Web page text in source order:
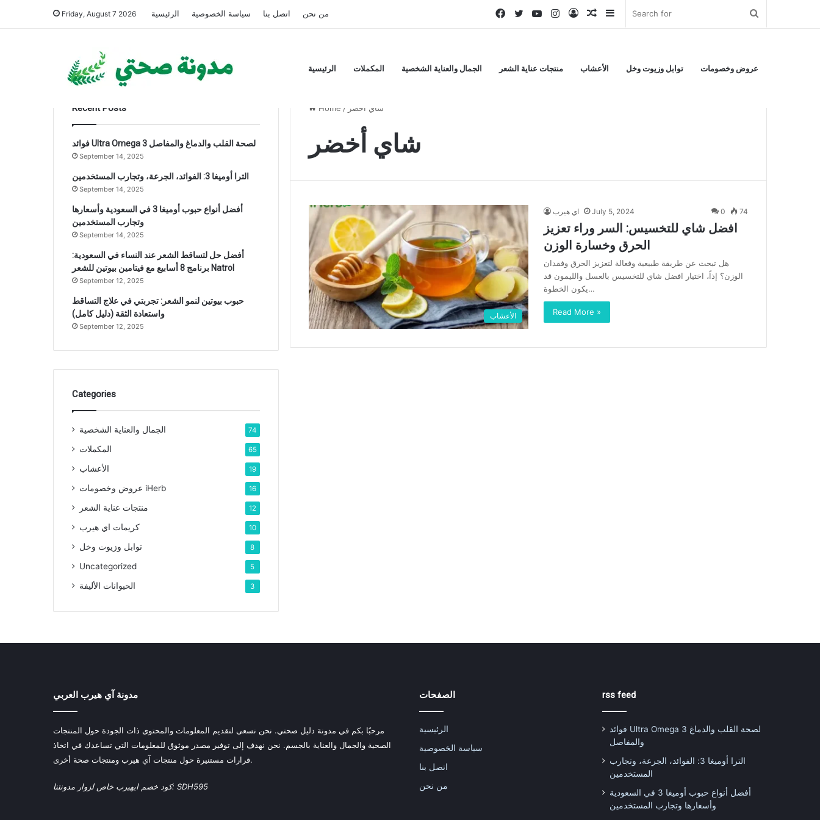
Friday, August 7 2026 الرئيسية سياسة الخصوصية اتصل بنا من نحن Sidebar
Random
Log
Instagram
YouTube
Twitter
Facebook
الرئيسية المكملات الجمال والعناية الشخصية منتجات عناية الشعر الأعشاب توابل وزيوت وخل عروض وخصومات
Home / شاي أخضر
شاي أخضر
الأعشاب
اي هيرب July 5, 2024 0 74
افضل شاي للتخسيس: السر وراء تعزيز
الحرق وخسارة الوزن
هل تبحث عن طريقة طبيعية وفعالة لتعزيز الحرق وفقدان
الوزن؟ إذاً، اختيار افضل شاي للتخسيس بالعسل والليمون قد
يكون الخطوة…
Read More »
Recent Posts
فوائد Ultra Omega 3 لصحة القلب والدماغ والمفاصل
September 14, 2025
الترا أوميغا 3: الفوائد، الجرعة، وتجارب المستخدمين
September 14, 2025
أفضل أنواع حبوب أوميغا 3 في السعودية وأسعارها
وتجارب المستخدمين
September 14, 2025
أفضل حل لتساقط الشعر عند النساء في السعودية:
برنامج 8 أسابيع مع فيتامين بيوتين للشعر Natrol
September 12, 2025
حبوب بيوتين لنمو الشعر: تجربتي في علاج التساقط
واستعادة الثقة (دليل كامل)
September 12, 2025
Categories
الجمال والعناية الشخصية 74
المكملات 65
الأعشاب 19
عروض وخصومات iHerb 16
منتجات عناية الشعر 12
كريمات اي هيرب 10
توابل وزيوت وخل 8
Uncategorized 5
الحيوانات الأليفة 3
مدونة آي هيرب العربي
مرحبًا بكم في مدونة دليل صحتي. نحن نسعى لتقديم المعلومات والمحتوى ذات الجودة حول المنتجات
الصحية والجمال والعناية بالجسم. نحن نهدف إلى توفير مصدر موثوق للمعلومات التي تساعدك في اتخاذ
قرارات مستنيرة حول منتجات آي هيرب ومنتجات صحة أخرى.
كود خصم ايهيرب خاص لزوار مدونتنا: SDH595
الصفحات
الرئيسية
سياسة الخصوصية
اتصل بنا
من نحن
rss feed
فوائد Ultra Omega 3 لصحة القلب والدماغ
والمفاصل
الترا أوميغا 3: الفوائد، الجرعة، وتجارب
المستخدمين
أفضل أنواع حبوب أوميغا 3 في السعودية
وأسعارها وتجارب المستخدمين